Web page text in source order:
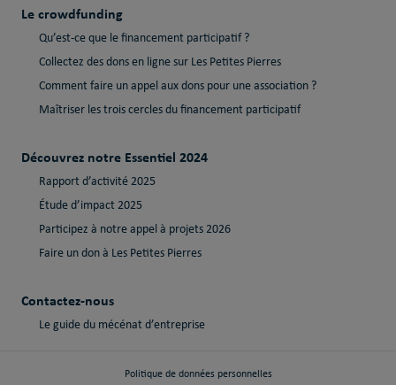
Le crowdfunding
Qu’est-ce que le financement participatif ?
Collectez des dons en ligne sur Les Petites Pierres
Comment faire un appel aux dons pour une association ?
Maîtriser les trois cercles du financement participatif
Découvrez notre Essentiel 2024
Rapport d’activité 2025
Étude d’impact 2025
Participez à notre appel à projets 2026
Faire un don à Les Petites Pierres
Contactez-nous
Le guide du mécénat d’entreprise
Politique de données personnelles